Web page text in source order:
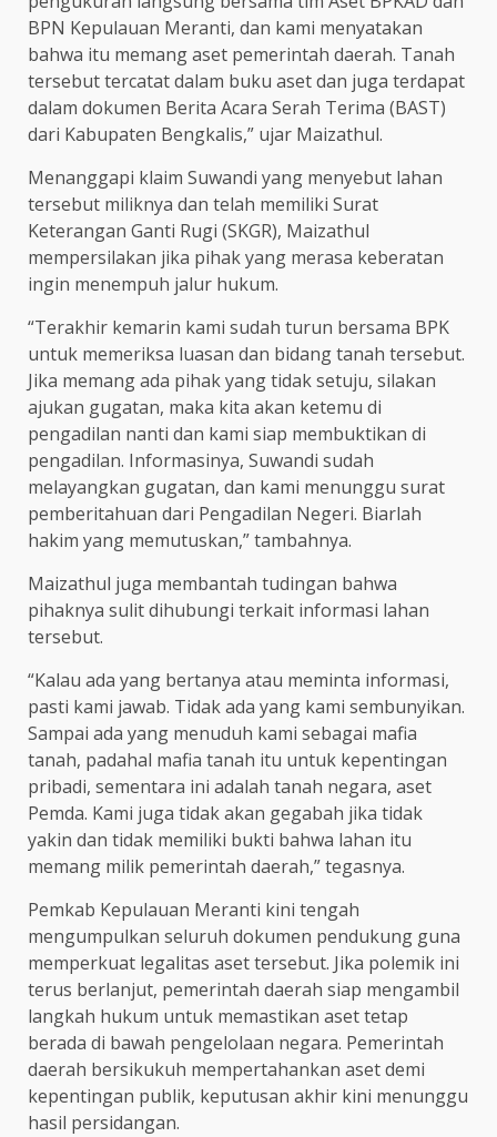
BPN Kepulauan Meranti, dan kami menyatakan
bahwa itu memang aset pemerintah daerah. Tanah
tersebut tercatat dalam buku aset dan juga terdapat
dalam dokumen Berita Acara Serah Terima (BAST)
dari Kabupaten Bengkalis,” ujar Maizathul.
Menanggapi klaim Suwandi yang menyebut lahan
tersebut miliknya dan telah memiliki Surat
Keterangan Ganti Rugi (SKGR), Maizathul
mempersilakan jika pihak yang merasa keberatan
ingin menempuh jalur hukum.
“Terakhir kemarin kami sudah turun bersama BPK
untuk memeriksa luasan dan bidang tanah tersebut.
Jika memang ada pihak yang tidak setuju, silakan
ajukan gugatan, maka kita akan ketemu di
pengadilan nanti dan kami siap membuktikan di
pengadilan. Informasinya, Suwandi sudah
melayangkan gugatan, dan kami menunggu surat
pemberitahuan dari Pengadilan Negeri. Biarlah
hakim yang memutuskan,” tambahnya.
Maizathul juga membantah tudingan bahwa
pihaknya sulit dihubungi terkait informasi lahan
tersebut.
“Kalau ada yang bertanya atau meminta informasi,
pasti kami jawab. Tidak ada yang kami sembunyikan.
Sampai ada yang menuduh kami sebagai mafia
tanah, padahal mafia tanah itu untuk kepentingan
pribadi, sementara ini adalah tanah negara, aset
Pemda. Kami juga tidak akan gegabah jika tidak
yakin dan tidak memiliki bukti bahwa lahan itu
memang milik pemerintah daerah,” tegasnya.
Pemkab Kepulauan Meranti kini tengah
mengumpulkan seluruh dokumen pendukung guna
memperkuat legalitas aset tersebut. Jika polemik ini
terus berlanjut, pemerintah daerah siap mengambil
langkah hukum untuk memastikan aset tetap
berada di bawah pengelolaan negara. Pemerintah
daerah bersikukuh mempertahankan aset demi
kepentingan publik, keputusan akhir kini menunggu
hasil persidangan.